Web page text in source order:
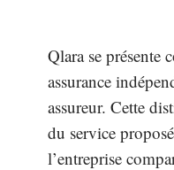
Qlara se présente
assurance
assureur. Cette
du service
l’entreprise